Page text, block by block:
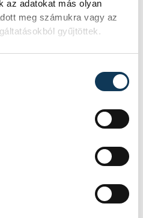
az adatokat más olyan
meg számukra vagy az
gyűjtöttek.
nap